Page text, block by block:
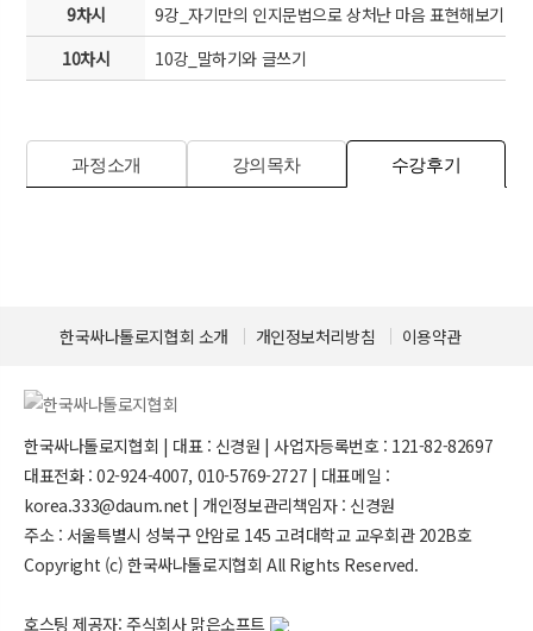
9차시
9강_자기만의 인지문법으로 상처난 마음 표현해보기
10차시
10강_말하기와 글쓰기
과정소개 강의목차 수강후기
한국싸나톨로지협회 소개 개인정보처리방침 이용약관
한국싸나톨로지협회 | 대표 : 신경원 | 사업자등록번호 : 121-82-82697
대표전화 : 02-924-4007, 010-5769-2727 | 대표메일 :
korea.333@daum.net | 개인정보관리책임자 : 신경원
주소 : 서울특별시 성북구 안암로 145 고려대학교 교우회관 202B호
Copyright (c) 한국싸나톨로지협회 All Rights Reserved.
호스팅 제공자: 주식회사 맑은소프트